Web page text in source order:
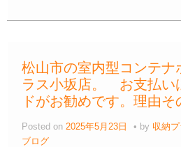
c
b
o
o
k
tt
e
ail e
a
松山市の室内型コンテナ
ラス小坂店。 お支払い
ドがお勧めです。理由そ
Posted on 2025年5月23日 by 収納
ブログ